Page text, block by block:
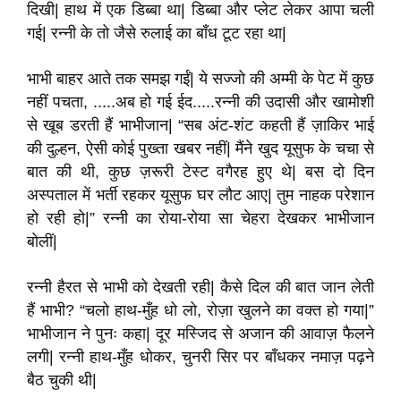
दिखी| हाथ में एक डिब्बा था| डिब्बा और प्लेट लेकर आपा चली
गई| रन्नी के तो जैसे रुलाई का बाँध टूट रहा था|
भाभी बाहर आते तक समझ गईं| ये सज्जो की अम्मी के पेट में कुछ
नहीं पचता, .....अब हो गई ईद.....रन्नी की उदासी और खामोशी
से खूब डरती हैं भाभीजान| “सब अंट-शंट कहती हैं ज़ाकिर भाई
की दुल्हन, ऐसी कोई पुख्ता खबर नहीं| मैंने खुद यूसुफ के चचा से
बात की थी, कुछ ज़रूरी टेस्ट वगैरह हुए थे| बस दो दिन
अस्पताल में भर्ती रहकर यूसुफ घर लौट आए| तुम नाहक परेशान
हो रही हो|” रन्नी का रोया-रोया सा चेहरा देखकर भाभीजान
बोलीं|
रन्नी हैरत से भाभी को देखती रही| कैसे दिल की बात जान लेती
हैं भाभी? “चलो हाथ-मुँह धो लो, रोज़ा खुलने का वक्त हो गया|”
भाभीजान ने पुनः कहा| दूर मस्जिद से अजान की आवाज़ फैलने
लगी| रन्नी हाथ-मुँह धोकर, चुनरी सिर पर बाँधकर नमाज़ पढ़ने
बैठ चुकी थी|